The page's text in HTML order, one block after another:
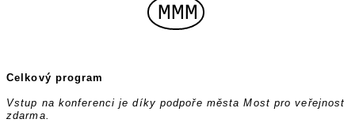
MMM
Celkový program
Vstup na konferenci je díky podpoře města Most pro veřejnost
zdarma.